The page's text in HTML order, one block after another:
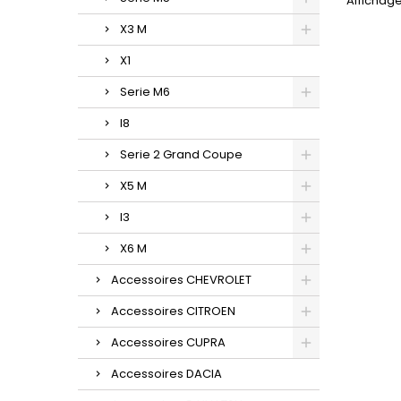
X3 M
X1
Serie M6
I8
Serie 2 Grand Coupe
X5 M
I3
X6 M
Accessoires CHEVROLET
Accessoires CITROEN
Accessoires CUPRA
Accessoires DACIA